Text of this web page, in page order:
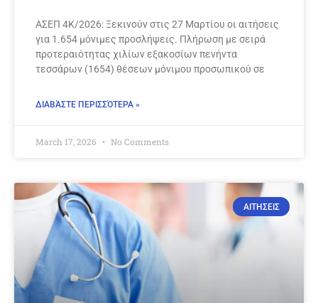
ΑΣΕΠ 4Κ/2026: Ξεκινούν στις 27 Μαρτίου οι αιτήσεις
για 1.654 μόνιμες προσλήψεις. Πλήρωση με σειρά
προτεραιότητας χιλίων εξακοσίων πενήντα
τεσσάρων (1654) θέσεων μόνιμου προσωπικού σε
ΔΙΑΒΆΣΤΕ ΠΕΡΙΣΣΌΤΕΡΑ »
March 17, 2026 No Comments
ΑΙΤΗΣΕΙΣ